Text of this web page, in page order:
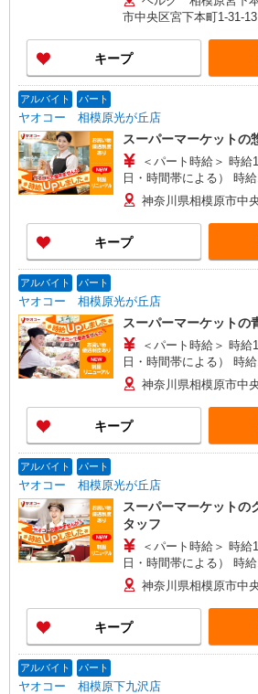
★評価制度で時給UP！
に時給100円UP！ 上記時間帯は募集時間ではあり
ません。募集時間は勤務
ださい。
市中央区宮下本町1-31-13
キープ
アルバイト パート
ヤオコー 相模原光が丘店
スーパーマーケットの
＜パート時給＞ 時給
日・時間帯による） 時
給1570円〜 ★土曜＋
ルバイトさんの時給や募
ださい
神奈川県相模原市中
キープ
アルバイト パート
ヤオコー 相模原光が丘店
スーパーマーケットの
＜パート時給＞ 時給
日・時間帯による） 時
給1470円〜 ★土曜＋
ルバイトさんの時給や募
ださい
神奈川県相模原市中
キープ
アルバイト パート
ヤオコー 相模原光が丘店
スーパーマーケットの
タッフ
＜パート時給＞ 時給
日・時間帯による） 時
給1470円〜 ★土曜＋
ルバイトさんの時給や募
ださい
神奈川県相模原市中
キープ
アルバイト パート
ヤオコー 相模原下九沢店